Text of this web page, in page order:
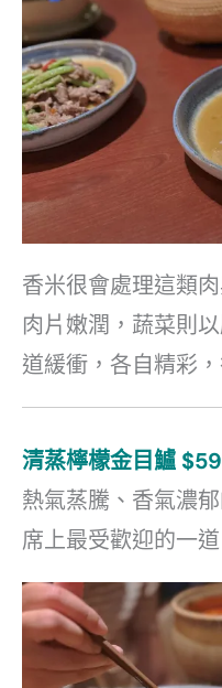
香米很會處理這類
肉片嫩潤，蔬菜則
道緩衝，各自精彩
清蒸檸檬金目鱸
熱氣蒸騰、香氣濃
席上最受歡迎的一道